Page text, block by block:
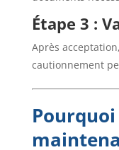
Étape 3 :
Après
cautionnement